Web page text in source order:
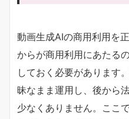
動画生成AIの商用利用を
からが商用利用にあたる
しておく必要があります
昧なまま運用し、後から
少なくありません。ここ